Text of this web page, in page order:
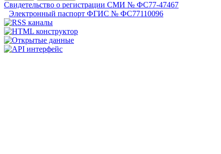
Свидетельство о регистрации СМИ № ФС77-47467
Электронный паспорт ФГИС № ФС77110096